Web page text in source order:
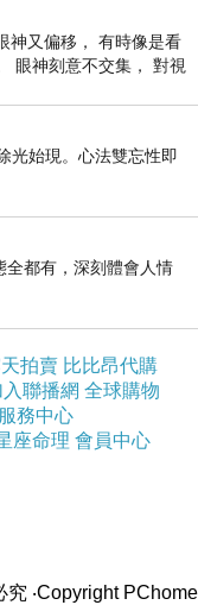
不可思議。因秋冬
神又偏移， 有時像是看
眼神刻意不交集， 對視
光始現。心法雙忘性即
全都有，深刻體會人情
拍賣 比比昂代購
入聯播網 全球購物
服務中心
座命理 會員中心
究 ‧Copyright PChome